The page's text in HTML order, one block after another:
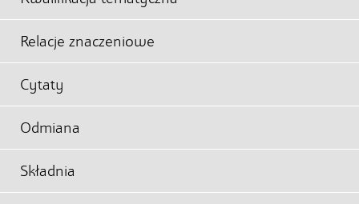
Relacje znaczeniowe
Cytaty
Odmiana
Składnia